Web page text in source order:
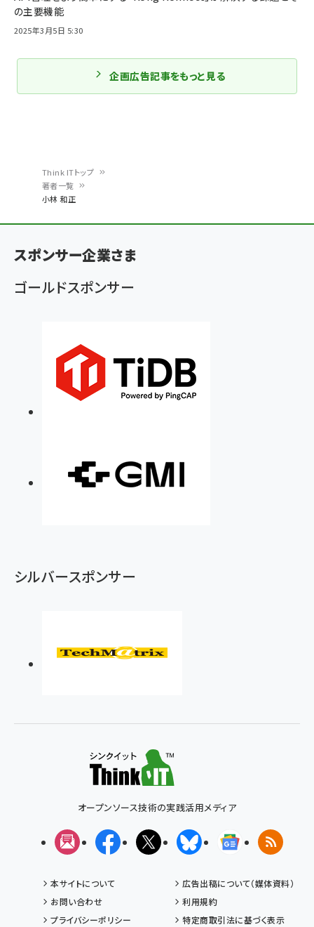
ン
く
ず
Think ITトップ
著者一覧
小林 和正
の主要機能
2025年3月5日 5:30
企画広告記事をもっと見る
スポンサー企業さま
ゴールドスポンサー
シルバースポンサー
オープンソース技術の実践活用メディア
メルマガFacebookX(エックス)BlueskyGoogleニュ
RSS
本サイトについて
広告出稿について（媒体資料）
お問い合わせ
利用規約
プライバシーポリシー
特定商取引法に基づく表示